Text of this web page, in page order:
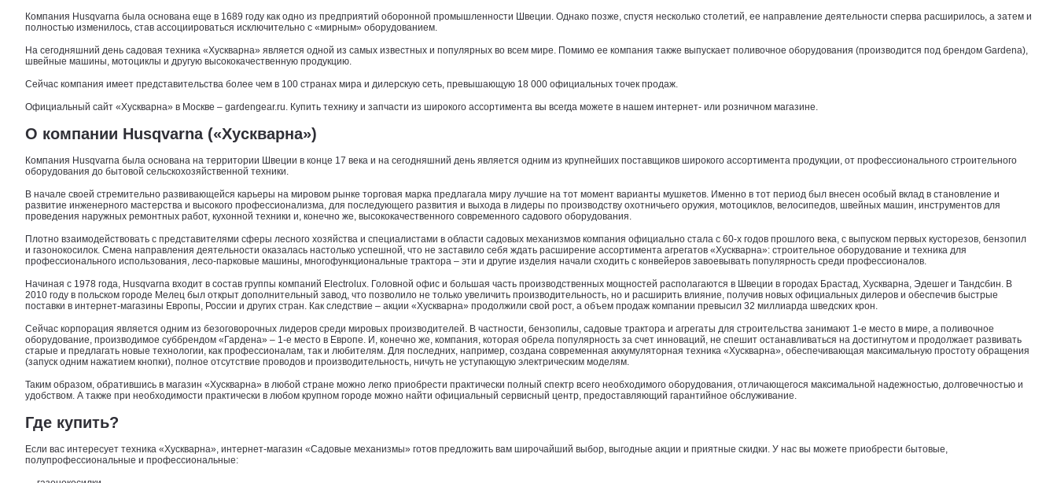
Компания Husqvarna была основана еще в 1689 году как одно из предприятий оборонной промышленности Швеции. Однако позже, спустя несколько столетий, ее направление деятельности сперва расширилось, а затем и
полностью изменилось, став ассоциироваться исключительно с «мирным» оборудованием.
На сегодняшний день садовая техника «Хускварна» является одной из самых известных и популярных во всем мире. Помимо ее компания также выпускает поливочное оборудования (производится под брендом Gardena),
швейные машины, мотоциклы и другую высококачественную продукцию.
Сейчас компания имеет представительства более чем в 100 странах мира и дилерскую сеть, превышающую 18 000 официальных точек продаж.
Официальный сайт «Хускварна» в Москве – gardengear.ru. Купить технику и запчасти из широкого ассортимента вы всегда можете в нашем интернет- или розничном магазине.
О компании Husqvarna («Хускварна»)
Компания Husqvarna была основана на территории Швеции в конце 17 века и на сегодняшний день является одним из крупнейших поставщиков широкого ассортимента продукции, от профессионального строительного
оборудования до бытовой сельскохозяйственной техники.
В начале своей стремительно развивающейся карьеры на мировом рынке торговая марка предлагала миру лучшие на тот момент варианты мушкетов. Именно в тот период был внесен особый вклад в становление и
развитие инженерного мастерства и высокого профессионализма, для последующего развития и выхода в лидеры по производству охотничьего оружия, мотоциклов, велосипедов, швейных машин, инструментов для
проведения наружных ремонтных работ, кухонной техники и, конечно же, высококачественного современного садового оборудования.
Плотно взаимодействовать с представителями сферы лесного хозяйства и специалистами в области садовых механизмов компания официально стала с 60-х годов прошлого века, с выпуском первых кусторезов, бензопил
и газонокосилок. Смена направления деятельности оказалась настолько успешной, что не заставило себя ждать расширение ассортимента агрегатов «Хускварна»: строительное оборудование и техника для
профессионального использования, лесо-парковые машины, многофункциональные трактора – эти и другие изделия начали сходить с конвейеров завоевывать популярность среди профессионалов.
Начиная с 1978 года, Husqvarna входит в состав группы компаний Electrolux. Головной офис и большая часть производственных мощностей располагаются в Швеции в городах Брастад, Хускварна, Эдешег и Тандсбин. В
2010 году в польском городе Мелец был открыт дополнительный завод, что позволило не только увеличить производительность, но и расширить влияние, получив новых официальных дилеров и обеспечив быстрые
поставки в интернет-магазины Европы, России и других стран. Как следствие – акции «Хускварна» продолжили свой рост, а объем продаж компании превысил 32 миллиарда шведских крон.
Сейчас корпорация является одним из безоговорочных лидеров среди мировых производителей. В частности, бензопилы, садовые трактора и агрегаты для строительства занимают 1-е место в мире, а поливочное
оборудование, производимое суббрендом «Гардена» – 1-е место в Европе. И, конечно же, компания, которая обрела популярность за счет инноваций, не спешит останавливаться на достигнутом и продолжает развивать
старые и предлагать новые технологии, как профессионалам, так и любителям. Для последних, например, создана современная аккумуляторная техника «Хускварна», обеспечивающая максимальную простоту обращения
(запуск одним нажатием кнопки), полное отсутствие проводов и производительность, ничуть не уступающую электрическим моделям.
Таким образом, обратившись в магазин «Хускварна» в любой стране можно легко приобрести практически полный спектр всего необходимого оборудования, отличающегося максимальной надежностью, долговечностью и
удобством. А также при необходимости практически в любом крупном городе можно найти официальный сервисный центр, предоставляющий гарантийное обслуживание.
Где купить?
Если вас интересует техника «Хускварна», интернет-магазин «Садовые механизмы» готов предложить вам широчайший выбор, выгодные акции и приятные скидки. У нас вы можете приобрести бытовые,
полупрофессиональные и профессиональные: